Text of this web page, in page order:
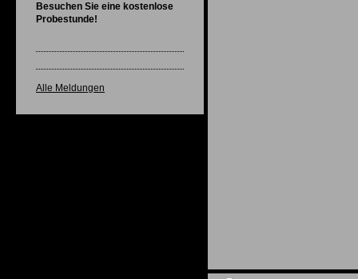
Besuchen Sie eine kostenlose
Probestunde!
Alle Meldungen